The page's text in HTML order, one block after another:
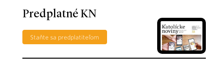
Predplatné KN
Staňte sa predplatiteľom